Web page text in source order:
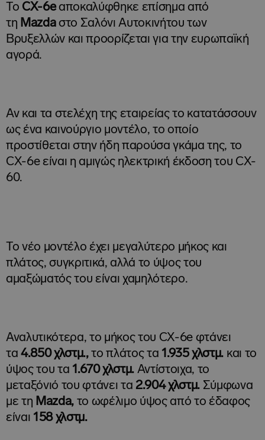
Το CX-6eαποκαλύφθηκε επίσημα από
τη Mazdaστο Σαλόνι Αυτοκινήτου των
Βρυξελλών και προορίζεται για την ευρωπαϊκή
αγορά.
Αν και τα στελέχη της εταιρείας το κατατάσσουν
ως ένα καινούργιο μοντέλο, το οποίο
προστίθεται στην ήδη παρούσα γκάμα της, το
CX-6e είναι η αμιγώς ηλεκτρική έκδοση του CX-
60.
Το νέο μοντέλο έχει μεγαλύτερο μήκος και
πλάτος, συγκριτικά, αλλά το ύψος του
αμαξώματός του είναι χαμηλότερο.
Αναλυτικότερα, το μήκος του CX-6e φτάνει
τα4.850 χλστμ.,το πλάτος τα 1.935 χλστμ. και το
ύψος του τα 1.670 χλστμ. Αντίστοιχα, το
μεταξόνιό του φτάνει τα 2.904 χλστμ. Σύμφωνα
με τη Mazda, το ωφέλιμο ύψος από το έδαφος
είναι 158 χλστμ.